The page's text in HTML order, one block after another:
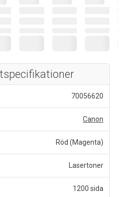
70056620
Canon
Röd (Magenta)
Lasertoner
1200 sida